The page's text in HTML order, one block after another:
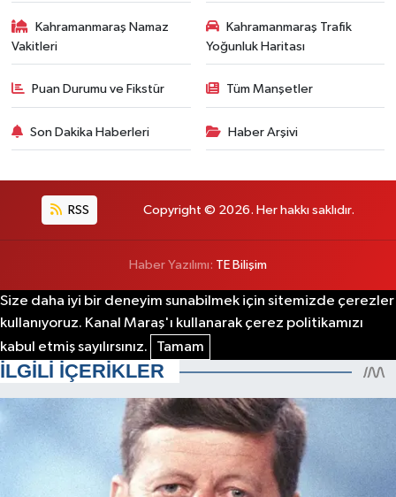
Kahramanmaraş Namaz
Vakitleri
Kahramanmaraş Trafik
Yoğunluk Haritası
Puan Durumu ve Fikstür Tüm Manşetler
Son Dakika Haberleri Haber Arşivi
RSS Copyright © 2026. Her hakkı saklıdır.
Haber Yazılımı: TE Bilişim
Size daha iyi bir deneyim sunabilmek için sitemizde çerezler
kullanıyoruz. Kanal Maraş'ı kullanarak çerez politikamızı
kabul etmiş sayılırsınız.
Tamam